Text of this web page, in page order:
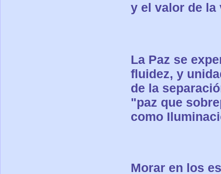
y el valor de la
La Paz se
fluidez, y
de la
"paz que
como
Morar en los